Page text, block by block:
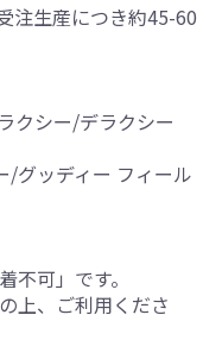
生産につき約45-60
クシー/デラクシー
/グッディー フィール
可」です。
上、ご利用くださ